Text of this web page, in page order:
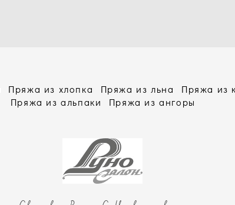
Пряжа из хлопка Пряжа из льна Пряжа из
Пряжа из альпаки
Пряжа из ангоры